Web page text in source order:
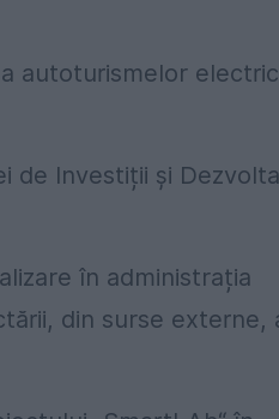
autoturismelor
de Investiții și
în administrația
din surse externe,